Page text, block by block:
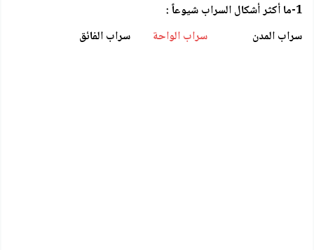
1-ما أكثر أشكال السراب شيوعاً :
سراب المدن
سراب الواحة سراب الفائق